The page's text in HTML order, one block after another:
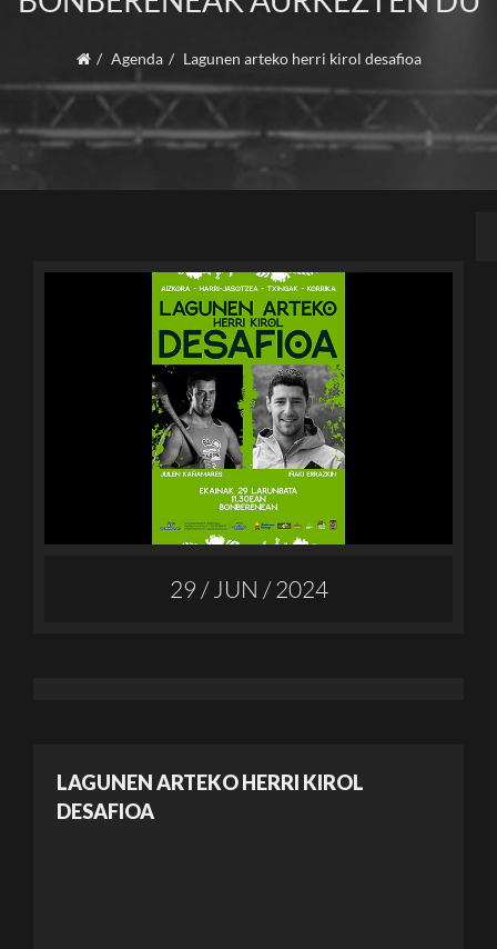
Agenda Lagunen arteko herri kirol desafioa
29 / JUN / 2024
LAGUNEN ARTEKO HERRI KIROL
DESAFIOA